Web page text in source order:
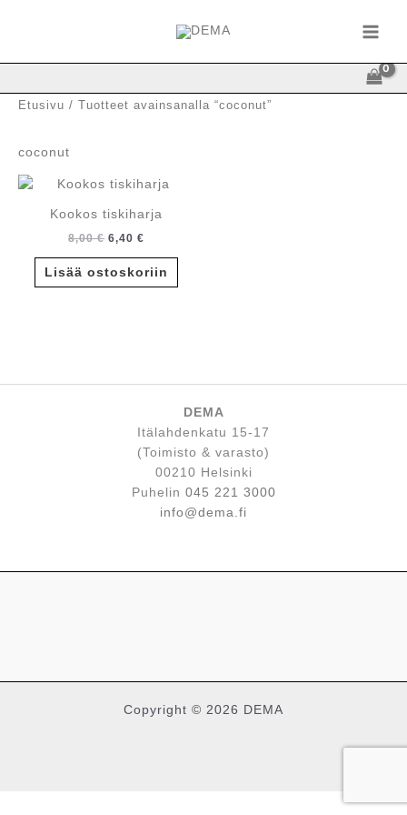
Etusivu / Tuotteet avainsanalla “coconut”
coconut
Kookos tiskiharja
8,00€ Alkuperäinen
6,40 €
on:
Lisää ostoskoriin
DEMA
Itälahdenkatu 15-17
(Toimisto & varasto)
00210 Helsinki
Puhelin 045 221 3000
info@dema.fi
Copyright © 2026 DEMA